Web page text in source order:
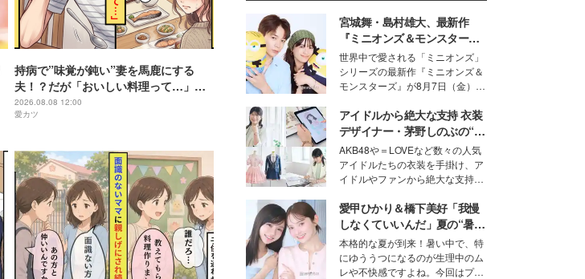
持病で”味覚が鈍い”妻を馬鹿にする
夫！？だが「おいしい料理って…」妻
の投げかけた純粋な疑問に…夫「え
っ」
2026.08.08 12:00
愛カツ
宮城舞・島村雄大、最新作
『ミニオンズ＆モンスター
ズ』の魅力熱弁 ハチャメチャ
だけじゃない“友情と絆”に感
動
世界中で愛される「ミニオンズ」
シリーズの最新作『ミニオンズ＆
モンスターズ』が8月7日（金）に
ニオン好き”という共通点を持つモ
デルの宮城舞と島村雄大の特別対
談をお届け！それぞれの視点か
ら、今作ならではの魅力や予想外
の感動をもたらす奥深いストーリ
ーについて熱く語り合ってもらっ
た。
アイドルから絶大な支持 衣装
デザイナー・茅野しのぶの“可
愛い”を作る美学＜「シチズン
クロスシー」インタビュー＞
AKB48や＝LOVEなど数々の人気
アイドルたちの衣装を手掛け、ア
イドルやファンから絶大な支持を
取締役兼クリエイティブディレク
ター・茅野しのぶ。一人ひとりの
個性に寄り添い、魅力を引き出す
衣装作りは、多くの女性たちに勇
気と自信を与え続けている。
愛甲ひかり＆橋下美好「我慢
しなくていいんだ」夏の“暑さ
対策”の新しい選択肢とは？
本格的な夏が到来！暑い中で、特
にゆううつになるのが生理中のム
レや不快感ですよね。今回はプラ